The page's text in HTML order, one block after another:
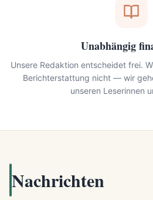
Unabhängig
Unsere Redaktion entscheidet frei.
Berichterstattung nicht — wir
unseren Leserinnen
Nachrichten